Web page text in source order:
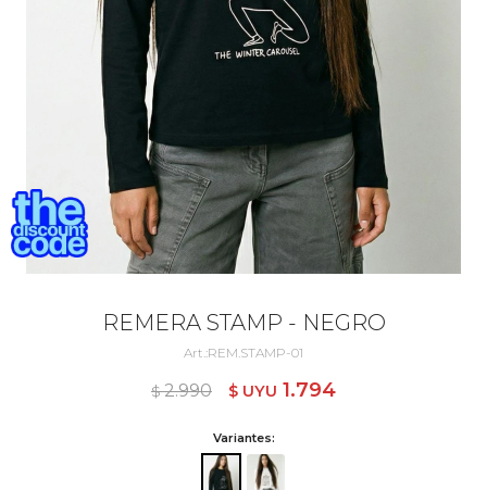
REMERA STAMP - NEGRO
REM.STAMP-01
$ UYU
2.990 $ UYU 1.794
Variantes: